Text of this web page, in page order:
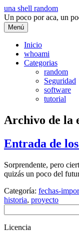
Saltar
al
contenido
una shell random
Un poco por aca, un
Menú
Inicio
whoami
Categorias
random
Seguridad
software
tutorial
Archivo de la
Entrada de
Sorprendente, pero
quizás un poco del
Categoría: fechas-
historia, proyecto
Licencia